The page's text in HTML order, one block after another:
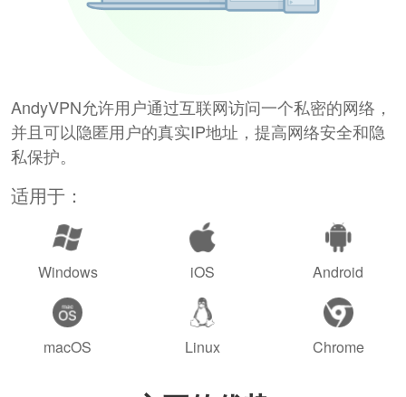
AndyVPN允许用户通过互联网访问一个私密的网络，
并且可以隐匿用户的真实IP地址，提高网络安全和隐
私保护。
适用于：
Windows iOS Android
macOS Linux Chrome